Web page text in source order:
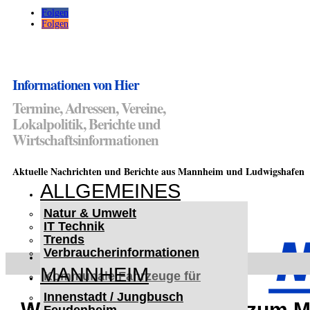
Folgen
Folgen
Informationen von Hier
Termine, Adressen, Vereine,
Lokalpolitik, Berichte und
Wirtschaftsinformationen
Aktuelle Nachrichten und Berichte aus Mannheim und Ludwigshafen
ALLGEMEINES
Natur & Umwelt
IT Technik
Trends
Verbraucherinformationen
MANNHEIM
Innenstadt / Jungbusch
< UKRAINE >
Kommunale Fahrzeuge für
Czernowitz
Nutzfahrzeuge für Czernowitz